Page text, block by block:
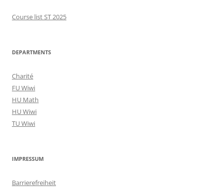
Course list ST 2025
DEPARTMENTS
Charité
FU Wiwi
HU Math
HU Wiwi
TU Wiwi
IMPRESSUM
Barrierefreiheit